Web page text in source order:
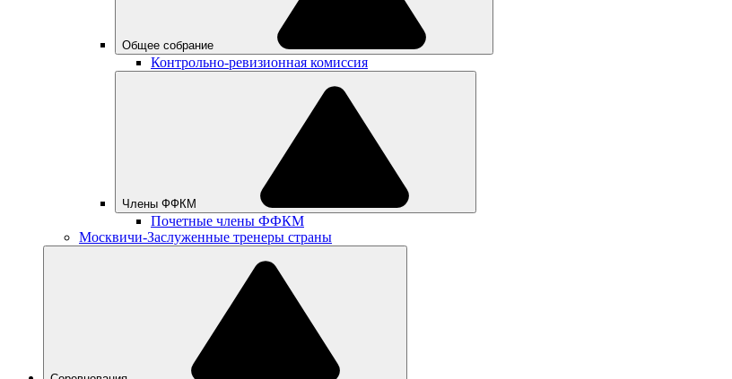
Общее собрание
Контрольно-ревизионная комиссия
Члены ФФКМ
Почетные члены ФФКМ
Москвичи-Заслуженные тренеры страны